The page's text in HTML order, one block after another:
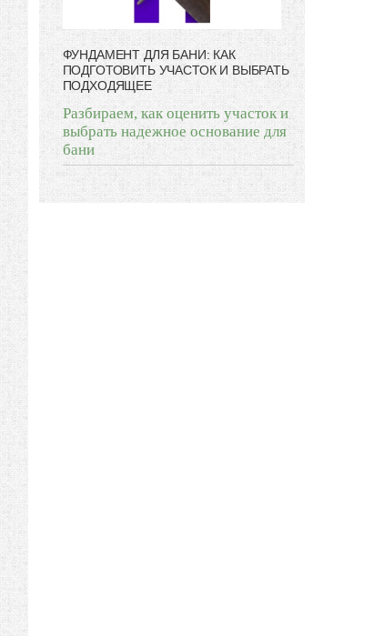
ФУНДАМЕНТ ДЛЯ БАНИ: КАК
ПОДГОТОВИТЬ УЧАСТОК И ВЫБРАТЬ
ПОДХОДЯЩЕЕ
Разбираем, как оценить участок и
выбрать надежное основание для
бани